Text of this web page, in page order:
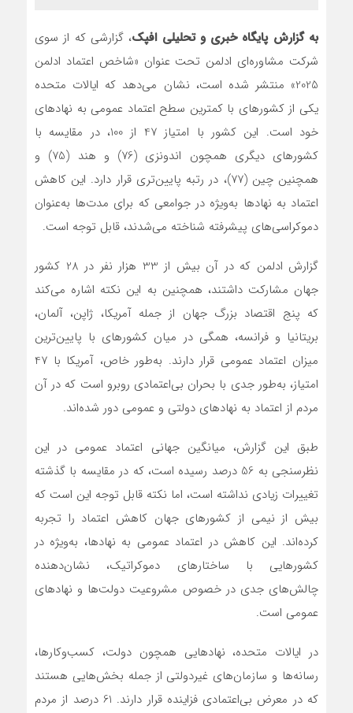
به گزارش پایگاه خبری و تحلیلی افپک، گزارشی که از سوی
شرکت مشاوره‌ای ادلمن تحت عنوان «شاخص اعتماد ادلمن
2025» منتشر شده است، نشان می‌دهد که ایالات متحده
یکی از کشورهای با کمترین سطح اعتماد عمومی به نهادهای
خود است. این کشور با امتیاز 47 از 100، در مقایسه با
کشورهای دیگری همچون اندونزی (76) و هند (75) و
همچنین چین (77)، در رتبه پایین‌تری قرار دارد. این کاهش
اعتماد به نهادها به‌ویژه در جوامعی که برای مدت‌ها به‌عنوان
دموکراسی‌های پیشرفته شناخته می‌شدند، قابل توجه است.
گزارش ادلمن که در آن بیش از 33 هزار نفر در 28 کشور
جهان مشارکت داشتند، همچنین به این نکته اشاره می‌کند
که پنج اقتصاد بزرگ جهان از جمله آمریکا، ژاپن، آلمان،
بریتانیا و فرانسه، همگی در میان کشورهای با پایین‌ترین
میزان اعتماد عمومی قرار دارند. به‌طور خاص، آمریکا با 47
امتیاز، به‌طور جدی با بحران بی‌اعتمادی روبرو است که در آن
مردم از اعتماد به نهادهای دولتی و عمومی دور شده‌اند.
طبق این گزارش، میانگین جهانی اعتماد عمومی در این
نظرسنجی به 56 درصد رسیده است، که در مقایسه با گذشته
تغییرات زیادی نداشته است، اما نکته قابل توجه این است که
بیش از نیمی از کشورهای جهان کاهش اعتماد را تجربه
کرده‌اند. این کاهش در اعتماد عمومی به نهادها، به‌ویژه در
کشورهایی با ساختارهای دموکراتیک، نشان‌دهنده
چالش‌های جدی در خصوص مشروعیت دولت‌ها و نهادهای
عمومی است.
در ایالات متحده، نهادهایی همچون دولت، کسب‌وکارها،
رسانه‌ها و سازمان‌های غیردولتی از جمله بخش‌هایی هستند
که در معرض بی‌اعتمادی فزاینده قرار دارند. 61 درصد از مردم